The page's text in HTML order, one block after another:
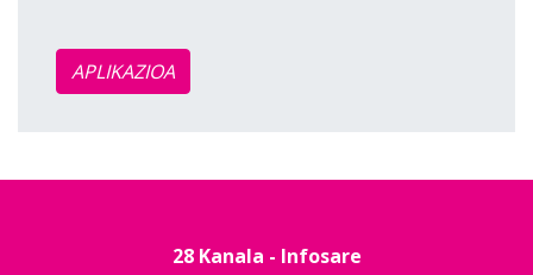
APLIKAZIOA
28 Kanala - Infosare